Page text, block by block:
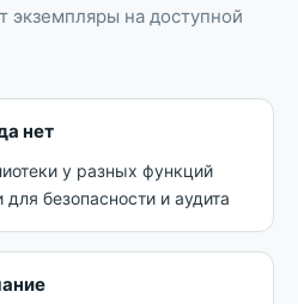
экземпляры на доступной
нет
у разных функций
безопасности и аудита